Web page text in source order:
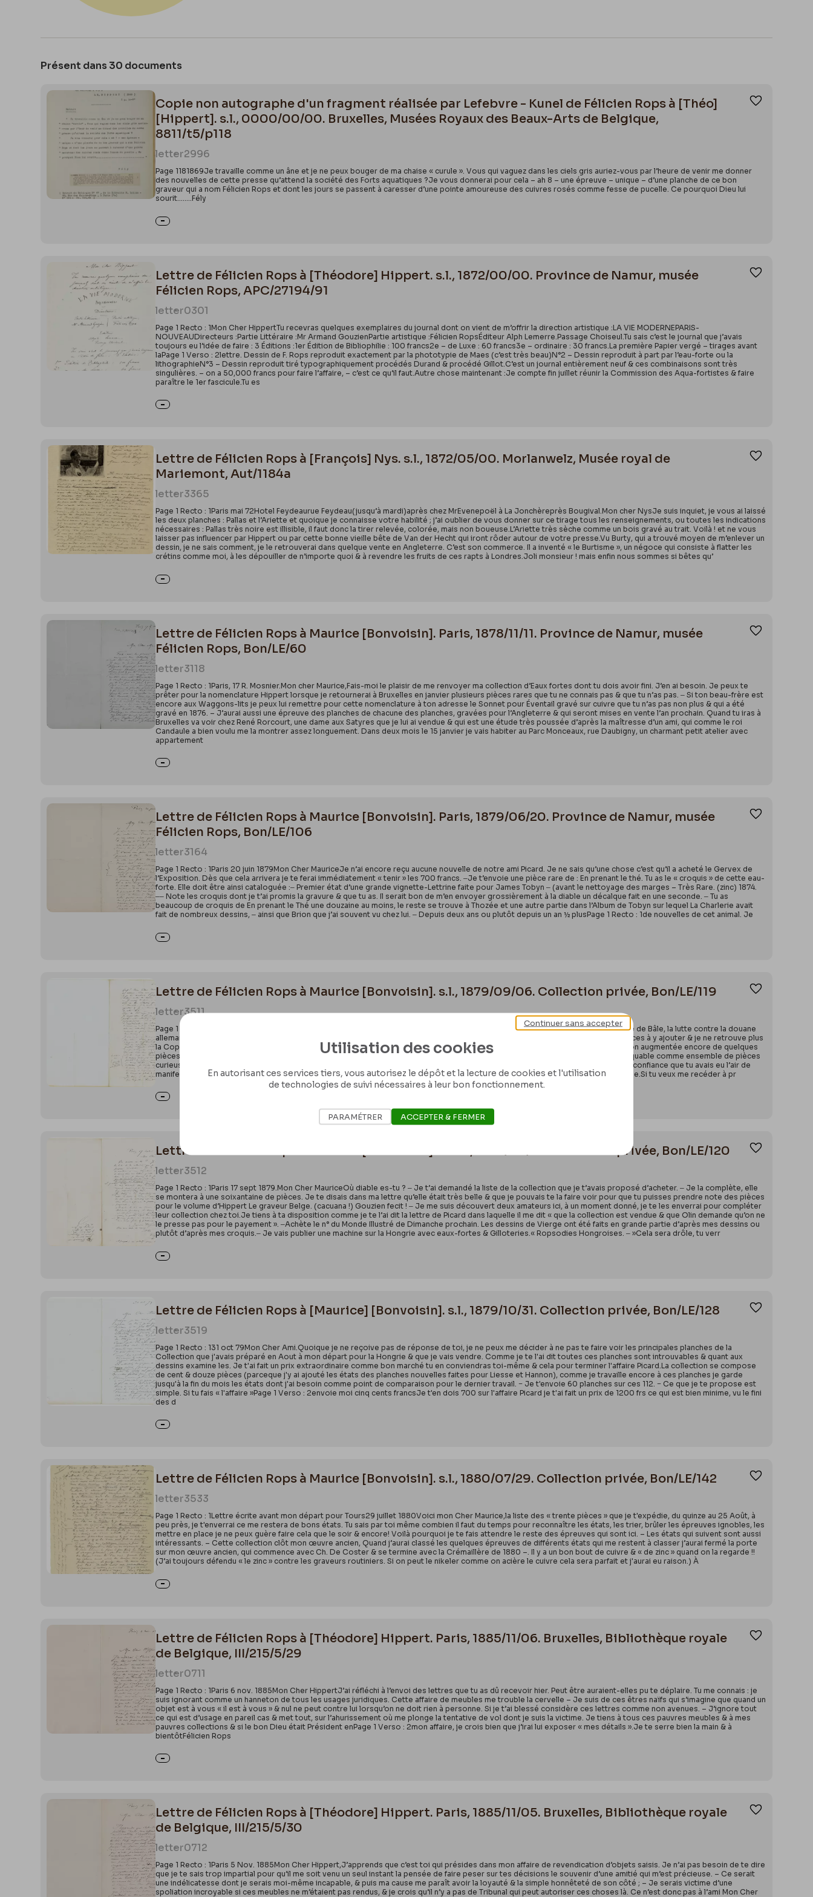
Présent dans 30 documents
Copie non autographe d'un fragment réalisée par Lefebvre - Kunel de Félicien Rops à [Théo]
[Hippert]. s.l., 0000/00/00. Bruxelles, Musées Royaux des Beaux-Arts de Belgique,
8811/t5/p118
letter2996
Page 1181869Je travaille comme un âne et je ne peux bouger de ma chaise « curule ». Vous qui vaguez dans les ciels gris auriez-vous par l’heure de venir me donner
des nouvelles de cette presse qu’attend la société des Forts aquatiques ?Je vous donnerai pour cela – ah 8 – une épreuve – unique – d’une planche de ce bon
graveur qui a nom Félicien Rops et dont les jours se passent à caresser d’une pointe amoureuse des cuivres rosés comme fesse de pucelle. Ce pourquoi Dieu lui
sourit……..Fély
Ajouter
Lettre de Félicien Rops à [Théodore] Hippert. s.l., 1872/00/00. Province de Namur, musée
Félicien Rops, APC/27194/91
letter0301
Page 1 Recto : 1Mon Cher HippertTu recevras quelques exemplaires du journal dont on vient de m’offrir la direction artistique :LA VIE MODERNEPARIS-
NOUVEAUDirecteurs :Partie Littéraire :Mr Armand GouzienPartie artistique :Félicien RopsÉditeur Alph Lemerre.Passage Choiseul.Tu sais c’est le journal que j’avais
toujours eu l’idée de faire : 3 Éditions :1er Édition de Bibliophilie : 100 francs2e – de Luxe : 60 francs3e – ordinaire : 30 francs.La première Papier vergé – tirages avant
laPage 1 Verso : 2lettre. Dessin de F. Rops reproduit exactement par la phototypie de Maes (c’est très beau)N°2 – Dessin reproduit à part par l’eau-forte ou la
lithographieN°3 – Dessin reproduit tiré typographiquement procédés Durand & procédé Gillot.C’est un journal entièrement neuf & ces combinaisons sont très
singulières. – on a 50,000 francs pour faire l’affaire, – c’est ce qu’il faut.Autre chose maintenant :Je compte fin juillet réunir la Commission des Aqua-fortistes & faire
paraître le 1er fascicule.Tu es
Ajouter
Lettre de Félicien Rops à [François] Nys. s.l., 1872/05/00. Morlanwelz, Musée royal de
Mariemont, Aut/1184a
letter3365
Page 1 Recto : 1Paris mai 72Hotel Feydeaurue Feydeau(jusqu’à mardi)après chez MrEvenepoël à La Jonchèreprès Bougival.Mon cher NysJe suis inquiet, je vous ai laissé
les deux planches : Pallas et l’Ariette et quoique je connaisse votre habilité ; j’ai oublier de vous donner sur ce tirage tous les renseignements, ou toutes les indications
nécessaires : Pallas très noire est illisible, il faut donc la tirer relevée, colorée, mais non boueuse.L’Ariette très sèche comme un bois gravé au trait. Voilà ! et ne vous
laisser pas influencer par Hippert ou par cette bonne vieille bête de Van der Hecht qui iront rôder autour de votre presse.Vu Burty, qui a trouvé moyen de m’enlever un
dessin, je ne sais comment, je le retrouverai dans quelque vente en Angleterre. C’est son commerce. Il a inventé « le Burtisme », un négoce qui consiste à flatter les
crétins comme moi, à les dépouiller de n’importe quoi & à revendre les fruits de ces rapts à Londres.Joli monsieur ! mais enfin nous sommes si bêtes qu’
Ajouter
Lettre de Félicien Rops à Maurice [Bonvoisin]. Paris, 1878/11/11. Province de Namur, musée
Félicien Rops, Bon/LE/60
letter3118
Page 1 Recto : 1Paris, 17 R. Mosnier.Mon cher Maurice,Fais-moi le plaisir de me renvoyer ma collection d’Eaux fortes dont tu dois avoir fini. J’en ai besoin. Je peux te
prêter pour la nomenclature Hippert lorsque je retournerai à Bruxelles en janvier plusieurs pièces rares que tu ne connais pas & que tu n’as pas. ‒ Si ton beau-frère est
encore aux Waggons-lits je peux lui remettre pour cette nomenclature à ton adresse le Sonnet pour Éventail gravé sur cuivre que tu n’as pas non plus & qui a été
gravé en 1876. – J’aurai aussi une épreuve des planches de chacune des planches, gravées pour l’Angleterre & qui seront mises en vente l’an prochain. Quand tu iras à
Bruxelles va voir chez René Rorcourt, une dame aux Satyres que je lui ai vendue & qui est une étude très poussée d’après la maîtresse d’un ami, qui comme le roi
Candaule a bien voulu me la montrer assez longuement. Dans deux mois le 15 janvier je vais habiter au Parc Monceaux, rue Daubigny, un charmant petit atelier avec
appartement
Ajouter
Lettre de Félicien Rops à Maurice [Bonvoisin]. Paris, 1879/06/20. Province de Namur, musée
Félicien Rops, Bon/LE/106
letter3164
Page 1 Recto : 1Paris 20 juin 1879Mon Cher MauriceJe n’ai encore reçu aucune nouvelle de notre ami Picard. Je ne sais qu’une chose c’est qu’il a acheté le Gervex de
l’Exposition. Dès que cela arrivera je te ferai immédiatement « tenir » les 700 francs. ‒Je t’envoie une pièce rare de : En prenant le thé. Tu as le « croquis » de cette eau-
forte. Elle doit être ainsi cataloguée :‒ Premier état d’une grande vignette-Lettrine faite pour James Tobyn ‒ (avant le nettoyage des marges – Très Rare. (zinc) 1874.
‒‒ Note les croquis dont je t’ai promis la gravure & que tu as. Il serait bon de m’en envoyer grossièrement à la diable un décalque fait en une seconde. ‒ Tu as
beaucoup de croquis de En prenant le Thé une douzaine au moins, le reste se trouve à Thozée et une autre partie dans l’Album de Tobyn sur lequel La Charlerie avait
fait de nombreux dessins, ‒ ainsi que Brion que j’ai souvent vu chez lui. ‒ Depuis deux ans ou plutôt depuis un an ½ plusPage 1 Recto : 1de nouvelles de cet animal. Je
Ajouter
Lettre de Félicien Rops à Maurice [Bonvoisin]. s.l., 1879/09/06. Collection privée, Bon/LE/119
letter3511
Page 1 Recto : 16 septembre 1879Ouf ! Mon Cher Maurice me voici de retour. Cela n’a pas été sans peine & je te raconterai l’épopée de Bâle, la lutte contre la douane
allemande &c &c‒ Je voulais te prier de me renvoyer la liste de la collection que je voulais t’envoyer à Verviers, j’ai encore des pièces à y ajouter & je ne retrouve plus
la Copie de cette liste.Copie la toi-même avant de me la renvoyer.– Je compte aller le 15 en Belgique, & j’y porterai cette collection augmentée encore de quelques
pièces. ‒ Si tu veux la voir pour le supplément du volume Hippert, je t’écrirai un mot. C’est comme je te l’ai dit une collection remarquable comme ensemble de pièces
curieuses accompagnées de leurs dessins. ‒Je t’ai écrit de Budapest une lettre un peu vive. C’est que j’étais blessé du manque de confiance que tu avais eu l’air de
manifester. Voilà tout. La question d’argent était en dehors. Je n’ai pu t’en parler vis à vis de Gouzien. Du reste c’est une affaire vidée.Si tu veux me recéder à pr
Ajouter
Lettre de Félicien Rops à Maurice [Bonvoisin]. Paris, 1879/09/17. Collection privée, Bon/LE/120
letter3512
Page 1 Recto : 1Paris 17 sept 1879.Mon Cher MauriceOù diable es-tu ? ‒ Je t’ai demandé la liste de la collection que je t’avais proposé d’acheter. ‒ Je la complète, elle
se montera à une soixantaine de pièces. Je te disais dans ma lettre qu’elle était très belle & que je pouvais te la faire voir pour que tu puisses prendre note des pièces
pour le volume d’Hippert Le graveur Belge. (cacuana !) Gouzien fecit ! ‒ Je me suis découvert deux amateurs ici, à un moment donné, je te les enverrai pour compléter
leur collection chez toi.Je tiens à ta disposition comme je te l’ai dit la lettre de Picard dans laquelle il me dit « que la collection est vendue & que Olin demande qu’on ne
le presse pas pour le payement ». ‒Achète le n° du Monde Illustré de Dimanche prochain. Les dessins de Vierge ont été faits en grande partie d’après mes dessins ou
plutôt d’après mes croquis.‒ Je vais publier une machine sur la Hongrie avec eaux-fortes & Gilloteries.« Ropsodies Hongroises. ‒ »Cela sera drôle, tu verr
Ajouter
Lettre de Félicien Rops à [Maurice] [Bonvoisin]. s.l., 1879/10/31. Collection privée, Bon/LE/128
letter3519
Page 1 Recto : 131 oct 79Mon Cher Ami.Quoique je ne reçoive pas de réponse de toi, je ne peux me décider à ne pas te faire voir les principales planches de la
Collection que j'avais préparé en Aout à mon départ pour la Hongrie & que je vais vendre. Comme je te l'ai dit toutes ces planches sont introuvables & quant aux
dessins examine les. Je t'ai fait un prix extraordinaire comme bon marché tu en conviendras toi-même & cela pour terminer l'affaire Picard.La collection se compose
de cent & douze pièces (parceque j'y ai ajouté les états des planches nouvelles faites pour Liesse et Hannon), comme je travaille encore à ces planches je garde
jusqu'à la fin du mois les états dont j'ai besoin comme point de comparaison pour le dernier travail. − Je t'envoie 60 planches sur ces 112. − Ce que je te propose est
simple. Si tu fais « l'affaire »Page 1 Verso : 2envoie moi cinq cents francsJe t'en dois 700 sur l'affaire Picard je t'ai fait un prix de 1200 frs ce qui est bien minime, vu le fini
des d
Ajouter
Lettre de Félicien Rops à Maurice [Bonvoisin]. s.l., 1880/07/29. Collection privée, Bon/LE/142
letter3533
Page 1 Recto : 1Lettre écrite avant mon départ pour Tours29 juillet 1880Voici mon Cher Maurice,la liste des « trente pièces » que je t'expédie, du quinze au 25 Août, à
peu près, je t'enverrai ce me restera de bons états. Tu sais par toi même combien il faut du temps pour reconnaître les états, les trier, brûler les épreuves ignobles, les
mettre en place je ne peux guère faire cela que le soir & encore! Voilà pourquoi je te fais attendre le reste des épreuves qui sont ici. – Les états qui suivent sont aussi
intéressants. – Cette collection clôt mon œuvre ancien, Quand j’aurai classé les quelques épreuves de différents états qui me restent à classer j’aurai fermé la porte
sur mon œuvre ancien, qui commence avec Ch. De Coster & se termine avec la Crémaillère de 1880 –. Il y a un bon bout de cuivre & « de zinc » quand on la regarde !!
(J’ai toujours défendu « le zinc » contre les graveurs routiniers. Si on peut le nikeler comme on acière le cuivre cela sera parfait et j'aurai eu raison.) À
Ajouter
Lettre de Félicien Rops à [Théodore] Hippert. Paris, 1885/11/06. Bruxelles, Bibliothèque royale
de Belgique, III/215/5/29
letter0711
Page 1 Recto : 1Paris 6 nov. 1885Mon Cher HippertJ’ai réfléchi à l’envoi des lettres que tu as dû recevoir hier. Peut être auraient-elles pu te déplaire. Tu me connais : je
suis ignorant comme un hanneton de tous les usages juridiques. Cette affaire de meubles me trouble la cervelle – Je suis de ces êtres naïfs qui s’imagine que quand un
objet est à vous « il est à vous » & nul ne peut contre lui lorsqu’on ne doit rien à personne. Si je t’ai blessé considère ces lettres comme non avenues. – J’ignore tout
ce qui est d’usage en pareil cas & met tout, sur l’ahurissement où me plonge la tentative de vol dont je suis la victime. Je tiens à tous ces pauvres meubles & à mes
pauvres collections & si le bon Dieu était Président enPage 1 Verso : 2mon affaire, je crois bien que j’irai lui exposer « mes détails ».Je te serre bien la main & à
bientôtFélicien Rops
Ajouter
Lettre de Félicien Rops à [Théodore] Hippert. Paris, 1885/11/05. Bruxelles, Bibliothèque royale
de Belgique, III/215/5/30
letter0712
Page 1 Recto : 1Paris 5 Nov. 1885Mon Cher Hippert,J’apprends que c’est toi qui présides dans mon affaire de revendication d’objets saisis. Je n’ai pas besoin de te dire
que je te sais trop impartial pour qu’il me soit venu un seul instant la pensée de faire peser sur tes décisions le souvenir d’une amitié qui m’est précieuse. – Ce serait
une indélicatesse dont je serais moi-même incapable, & puis ma cause me paraît avoir la loyauté & la simple honnêteté de son côté ; – Je serais victime d’une
spoliation incroyable si ces meubles ne m’étaient pas rendus, & je crois qu’il n’y a pas de Tribunal qui peut autoriser ces choses là. Ce n’est donc pas à l’ami Mon Cher
Ajouter
Utilisation des cookies
En autorisant ces services tiers, vous autorisez le dépôt et la lecture de cookies et l'utilisation
de technologies de suivi nécessaires à leur bon fonctionnement.
Continuer sans accepter
PARAMÉTRER ACCEPTER & FERMER